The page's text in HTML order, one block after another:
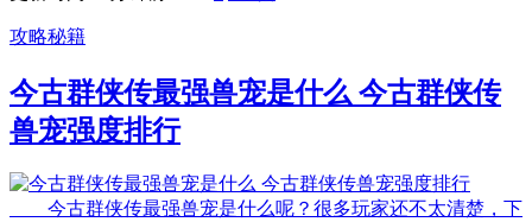
攻略秘籍
今古群侠传最强兽宠是什么 今古群侠传
兽宠强度排行
今古群侠传最强兽宠是什么呢？很多玩家还不太清楚，下